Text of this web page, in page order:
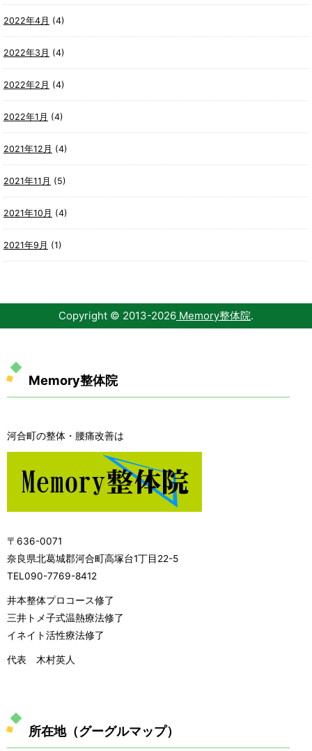
2022年4月 (4)
2022年3月 (4)
2022年2月 (4)
2022年1月 (4)
2021年12月 (4)
2021年11月 (5)
2021年10月 (4)
2021年9月 (1)
Copyright © 2013-2026 Memory整体院.
Memory整体院
河合町の整体・腰痛改善は
〒636-0071
奈良県北葛城郡河合町高塚台1丁目22-5
TEL090-7769-8412
井本整体プロコース修了
三井トメ子式温熱療法修了
イネイト活性療法修了
代表 木村英人
所在地（グーグルマップ）